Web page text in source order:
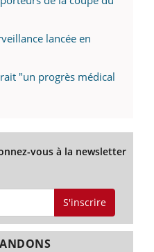
lancée en
"un progrès médical
vous à la newsletter
S'inscrire